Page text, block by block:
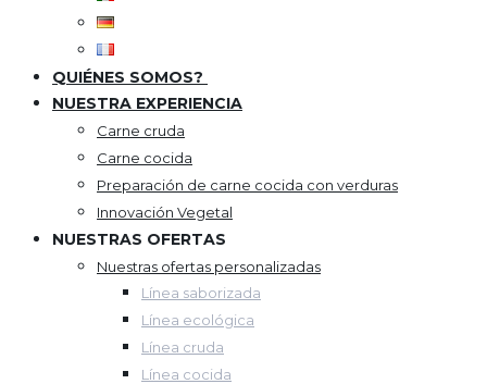
QUIÉNES SOMOS?
NUESTRA EXPERIENCIA
Carne cruda
Carne cocida
Preparación de carne cocida con verduras
Innovación Vegetal
NUESTRAS OFERTAS
Nuestras ofertas personalizadas
Línea saborizada
Línea ecológica
Línea cruda
Línea cocida